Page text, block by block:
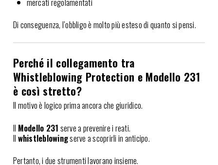
Di conseguenza, l’obbligo è molto più esteso di quanto si pensi.
Perché il collegamento tra
Whistleblowing Protection e Modello 231
è così stretto?
Il motivo è logico prima ancora che giuridico.
Il Modello 231 serve a prevenire i reati.
Il whistleblowingserve a scoprirli in anticipo.
Pertanto, i due strumenti lavorano insieme.